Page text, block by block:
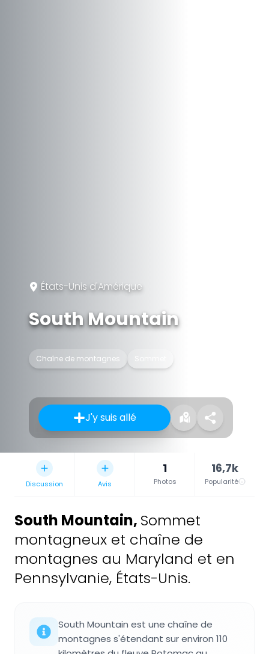
États-Unis d'Amérique
South Mountain
Chaîne de montagnes
J'y suis allé
Discussion Avis
1
Photos
16,7k
Popularité
South Mountain, Sommet
montagneux et chaîne de
montagnes au Maryland et en
Pennsylvanie, États-Unis.
South Mountain est une chaîne de
montagnes s'étendant sur environ 110